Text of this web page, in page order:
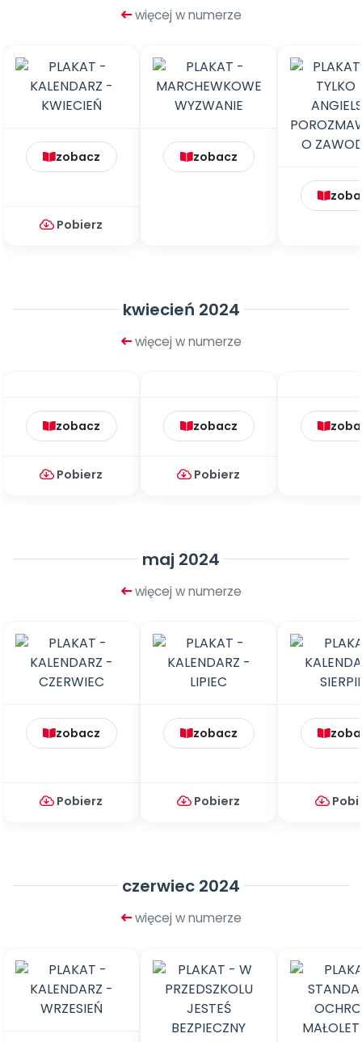
więcej w numerze
zobacz
Pobierz
zobacz
kwiecień 2024
więcej w numerze
zobacz
Pobierz
zobacz
Pobierz
maj 2024
więcej w numerze
zobacz
Pobierz
zobacz
Pobierz
czerwiec 2024
więcej w numerze